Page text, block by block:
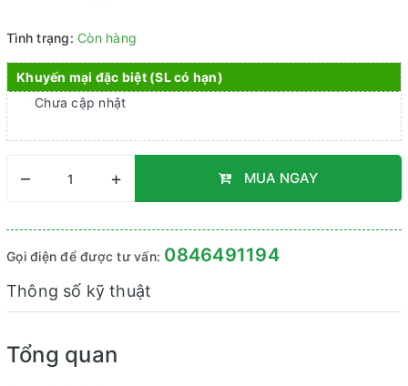
Tình trạng: Còn hàng
Khuyến mại đặc biệt (SL có hạn)
Chưa cập nhật
– + MUA NGAY
Gọi điện để được tư vấn: 0846491194
Thông số kỹ thuật
Tổng quan